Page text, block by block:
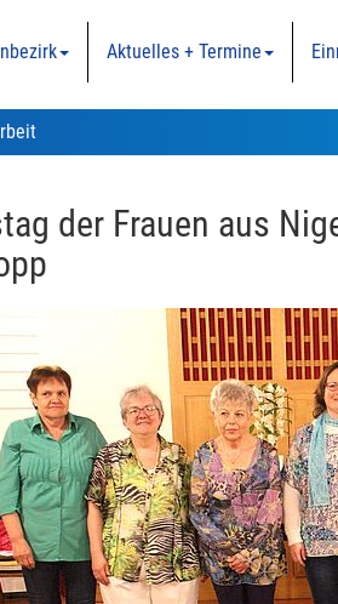
Aktuelles + Termine
der Frauen aus